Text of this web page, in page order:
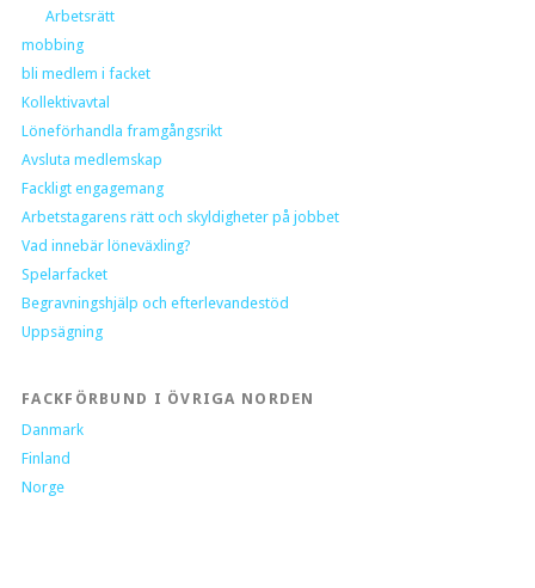
Arbetsrätt
mobbing
bli medlem i facket
Kollektivavtal
Löneförhandla framgångsrikt
Avsluta medlemskap
Fackligt engagemang
Arbetstagarens rätt och skyldigheter på jobbet
Vad innebär löneväxling?
Spelarfacket
Begravningshjälp och efterlevandestöd
Uppsägning
FACKFÖRBUND I ÖVRIGA NORDEN
Danmark
Finland
Norge